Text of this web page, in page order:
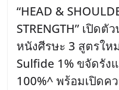
“HEAD &
STRENGTH” เปิด
หนังศีรษะ 3 สูตรให
Sulfide 1% ขจัดรัง
100%^ พร้อมเปิดค